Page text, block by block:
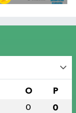
O P
0 0